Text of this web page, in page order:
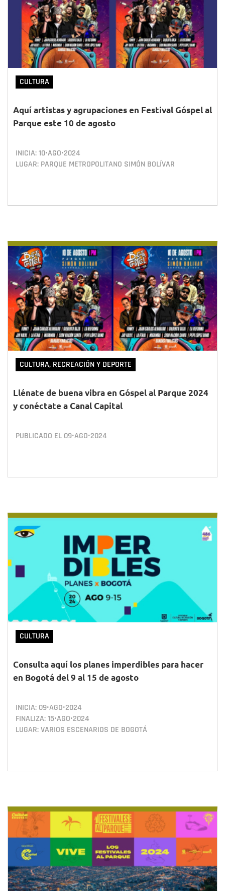
CULTURA
Aquí artistas y agrupaciones en Festival Góspel al
Parque este 10 de agosto
INICIA:10•AGO•2024
LUGAR: PARQUE METROPOLITANO SIMÓN BOLÍVAR
CULTURA, RECREACIÓN Y DEPORTE
Llénate de buena vibra en Góspel al Parque 2024
y conéctate a Canal Capital
PUBLICADO EL 09•AGO•2024
CULTURA
Consulta aquí los planes imperdibles para hacer
en Bogotá del 9 al 15 de agosto
INICIA: 09•AGO•2024
FINALIZA:15•AGO•2024
LUGAR: VARIOS ESCENARIOS DE BOGOTÁ